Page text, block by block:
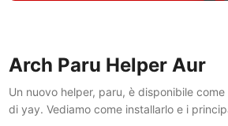
Arch Paru Helper Aur
Un nuovo helper, paru, è disponibile
di yay. Vediamo come installarlo e i